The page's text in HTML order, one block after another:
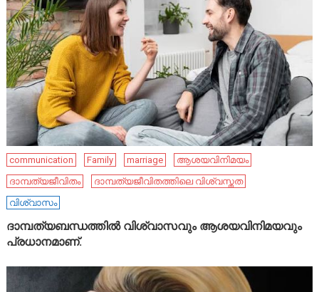
communication Family marriage
ആശയവിനിമയം
ദാമ്പത്യജീവിതം
ദാമ്പത്യജീവിതത്തിലെ വിശ്വസ്തത
വിശ്വാസം
ദാമ്പത്യബന്ധത്തിൽ വിശ്വാസവും ആശയവിനിമയവും
പ്രധാനമാണ്.